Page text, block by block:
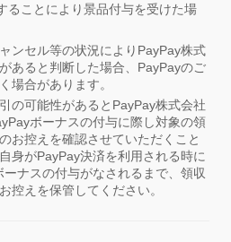
ることにより景品付与を受けた場
ンセル等の状況によりPayPay株式
あると判断した場合、PayPayのご
場合があります。
の可能性があるとPayPay株式会社
ボーナスの付与に際し対象の領
お控えを確認させていただくこと
身がPayPay決済を利用される時に
ナスの付与がなされるまで、領収
控えを保管してください。